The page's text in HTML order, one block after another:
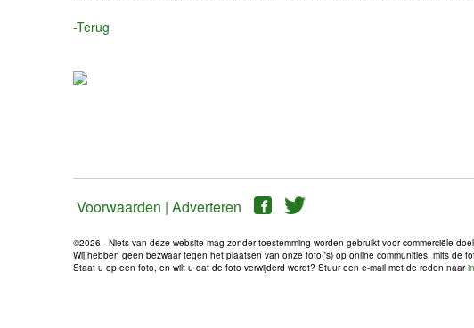
-Terug
Voorwaarden | Adverteren
©2026 - Niets van deze website mag zonder toestemming worden gebruikt voor commerciële
Wij hebben geen bezwaar tegen het plaatsen van onze foto('s) op online communities, mits de
Staat u op een foto, en wilt u dat de foto verwijderd wordt? Stuur een e-mail met de reden naar